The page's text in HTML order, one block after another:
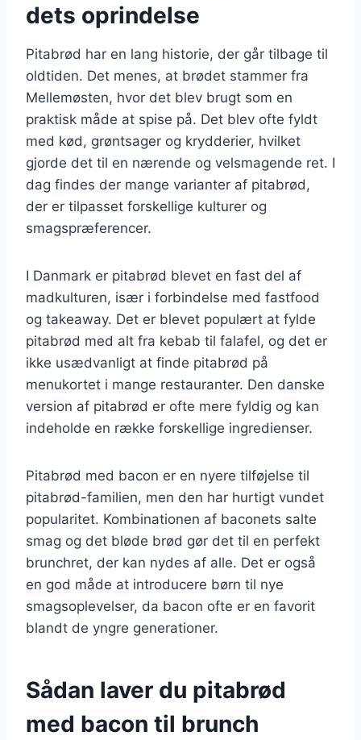
dets oprindelse
Pitabrød har en lang historie, der går tilbage til
oldtiden. Det menes, at brødet stammer fra
Mellemøsten, hvor det blev brugt som en
praktisk måde at spise på. Det blev ofte fyldt
med kød, grøntsager og krydderier, hvilket
gjorde det til en nærende og velsmagende ret. I
dag findes der mange varianter af pitabrød,
der er tilpasset forskellige kulturer og
smagspræferencer.
I Danmark er pitabrød blevet en fast del af
madkulturen, især i forbindelse med fastfood
og takeaway. Det er blevet populært at fylde
pitabrød med alt fra kebab til falafel, og det er
ikke usædvanligt at finde pitabrød på
menukortet i mange restauranter. Den danske
version af pitabrød er ofte mere fyldig og kan
indeholde en række forskellige ingredienser.
Pitabrød med bacon er en nyere tilføjelse til
pitabrød-familien, men den har hurtigt vundet
popularitet. Kombinationen af baconets salte
smag og det bløde brød gør det til en perfekt
brunchret, der kan nydes af alle. Det er også
en god måde at introducere børn til nye
smagsoplevelser, da bacon ofte er en favorit
blandt de yngre generationer.
Sådan laver du pitabrød
med bacon til brunch